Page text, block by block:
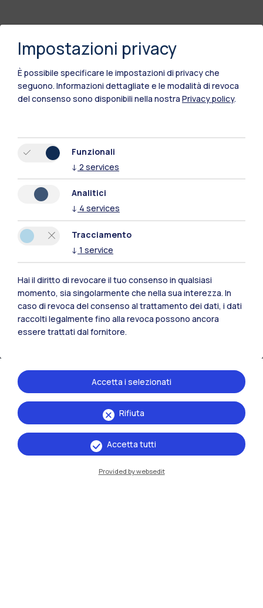
Polimi Community
Residenze
IT EN
Milano Leonardo
Milano Bovisa
Cremona
Lecco
Impostazioni privacy
È possibile specificare le impostazioni di privacy che
seguono. Informazioni dettagliate e le modalità di revoca
del consenso sono disponibili nella nostra Privacy policy.
Funzionali
↓ 2 services
Analitici
↓ 4 services
Tracciamento
↓ 1 service
Hai il diritto di revocare il tuo consenso in qualsiasi
momento, sia singolarmente che nella sua interezza. In
caso di revoca del consenso al trattamento dei dati, i dati
raccolti legalmente fino alla revoca possono ancora
essere trattati dal fornitore.
Rifiuta
Accetta i selezionati
Accetta tutti
Provided by websedit